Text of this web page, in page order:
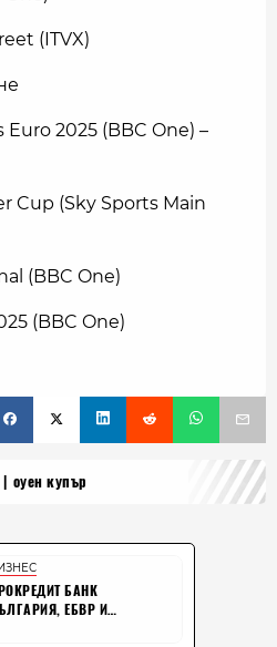
(ITVX)
Euro 2025 (BBC One) –
Cup (Sky Sports Main
(BBC One)
(BBC One)
оуен купър